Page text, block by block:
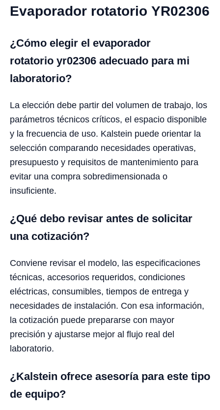
Evaporador rotatorio YR02306
¿Cómo elegir el evaporador
rotatorio yr02306 adecuado para mi
laboratorio?
La elección debe partir del volumen de trabajo, los
parámetros técnicos críticos, el espacio disponible
y la frecuencia de uso. Kalstein puede orientar la
selección comparando necesidades operativas,
presupuesto y requisitos de mantenimiento para
evitar una compra sobredimensionada o
insuficiente.
¿Qué debo revisar antes de solicitar
una cotización?
Conviene revisar el modelo, las especificaciones
técnicas, accesorios requeridos, condiciones
eléctricas, consumibles, tiempos de entrega y
necesidades de instalación. Con esa información,
la cotización puede prepararse con mayor
precisión y ajustarse mejor al flujo real del
laboratorio.
¿Kalstein ofrece asesoría para este tipo
de equipo?